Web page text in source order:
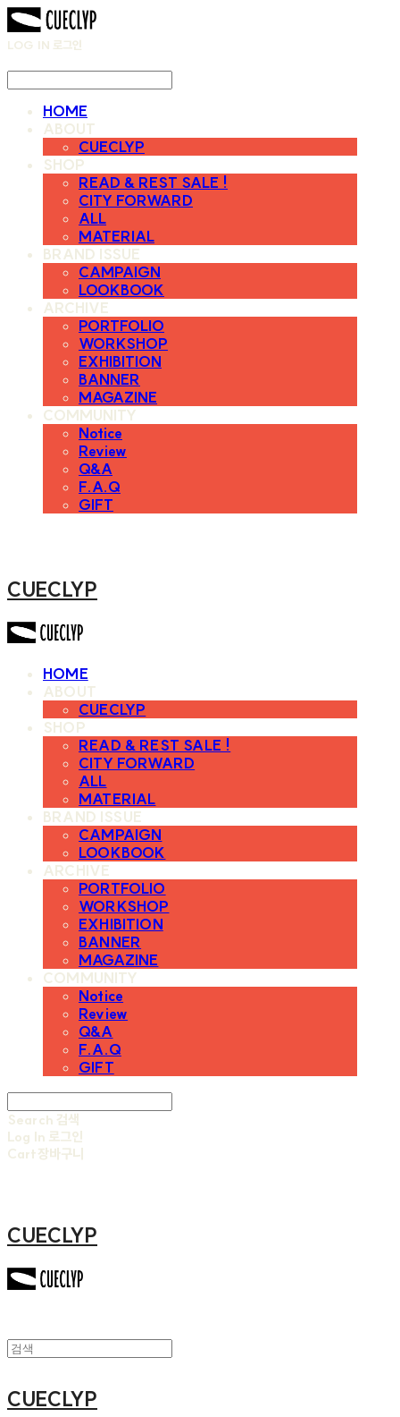
LOG IN 로그인
HOME
ABOUT
CUECLYP
SHOP
READ & REST SALE !
CITY FORWARD
ALL
MATERIAL
BRAND ISSUE
CAMPAIGN
LOOKBOOK
ARCHIVE
PORTFOLIO
WORKSHOP
EXHIBITION
BANNER
MAGAZINE
COMMUNITY
Notice
Review
Q&A
F.A.Q
GIFT
CUECLYP
HOME
ABOUT
CUECLYP
SHOP
READ & REST SALE !
CITY FORWARD
ALL
MATERIAL
BRAND ISSUE
CAMPAIGN
LOOKBOOK
ARCHIVE
PORTFOLIO
WORKSHOP
EXHIBITION
BANNER
MAGAZINE
COMMUNITY
Notice
Review
Q&A
F.A.Q
GIFT
Search 검색
Log In 로그인
Cart장바구니
CUECLYP
CUECLYP